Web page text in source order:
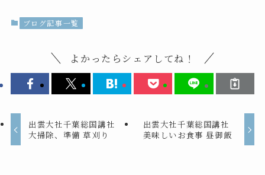
ブログ記事一覧
よかったらシェアしてね！
出雲大社千葉総国講社
大掃除、準備 草刈り
出雲大社千葉総国講社
美味しいお食事 昼御飯